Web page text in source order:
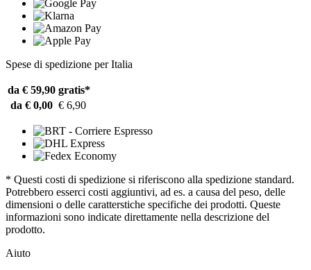
Spese di spedizione per Italia
da € 59,90 gratis*
da € 0,00 € 6,90
* Questi costi di spedizione si riferiscono alla spedizione standard.
Potrebbero esserci costi aggiuntivi, ad es. a causa del peso, delle
dimensioni o delle caratterstiche specifiche dei prodotti. Queste
informazioni sono indicate direttamente nella descrizione del
prodotto.
Aiuto